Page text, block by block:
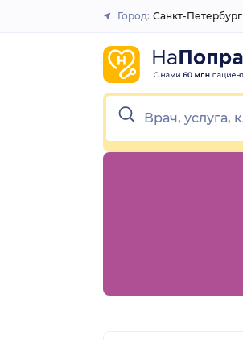
Закрыть
Город: Санкт-Петербург